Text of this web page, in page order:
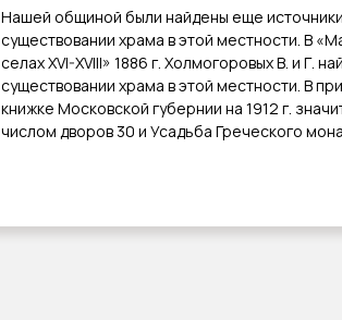
Нашей общиной были найдены еще
существовании храма в этой местности. В
селах XVI-XVIII» 1886 г. Холмогоровых В. и Г.
существовании храма в этой местности. В
книжке Московской губернии на 1912 г.
числом дворов 30 и Усадьба Греческого